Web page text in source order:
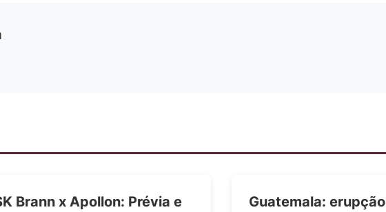
Brann x Apollon: Prévia e
Guatemala: erupção